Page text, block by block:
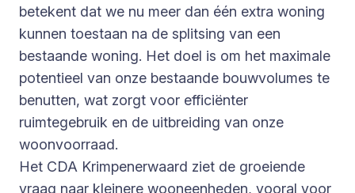
betekent dat we nu meer dan één extra woning
kunnen toestaan na de splitsing van een
bestaande woning. Het doel is om het maximale
potentieel van onze bestaande bouwvolumes te
benutten, wat zorgt voor efficiënter
ruimtegebruik en de uitbreiding van onze
woonvoorraad.
Het CDA Krimpenerwaard ziet de groeiende
vraag naar kleinere wooneenheden, vooral voor